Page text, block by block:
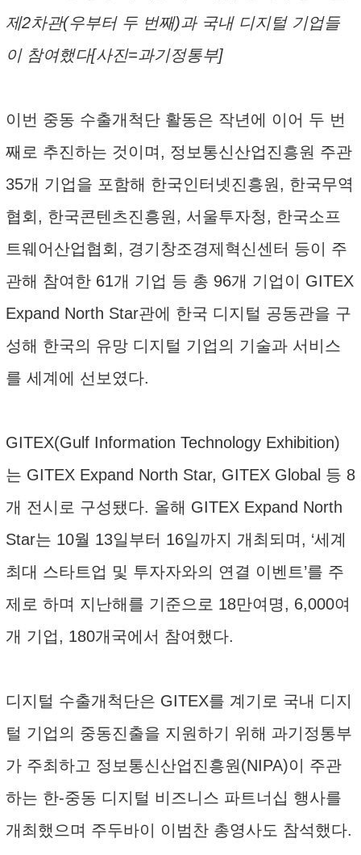
제2차관(우부터 두 번째)과 국내 디지털 기업들
이 참여했다[사진=과기정통부]
이번 중동 수출개척단 활동은 작년에 이어 두 번
째로 추진하는 것이며, 정보통신산업진흥원 주관
35개 기업을 포함해 한국인터넷진흥원, 한국무역
협회, 한국콘텐츠진흥원, 서울투자청, 한국소프
트웨어산업협회, 경기창조경제혁신센터 등이 주
관해 참여한 61개 기업 등 총 96개 기업이 GITEX
Expand North Star관에 한국 디지털 공동관을 구
성해 한국의 유망 디지털 기업의 기술과 서비스
를 세계에 선보였다.
GITEX(Gulf Information Technology Exhibition)
는 GITEX Expand North Star, GITEX Global 등 8
개 전시로 구성됐다. 올해 GITEX Expand North
Star는 10월 13일부터 16일까지 개최되며, ‘세계
최대 스타트업 및 투자자와의 연결 이벤트’를 주
제로 하며 지난해를 기준으로 18만여명, 6,000여
개 기업, 180개국에서 참여했다.
디지털 수출개척단은 GITEX를 계기로 국내 디지
털 기업의 중동진출을 지원하기 위해 과기정통부
가 주최하고 정보통신산업진흥원(NIPA)이 주관
하는 한-중동 디지털 비즈니스 파트너십 행사를
개최했으며 주두바이 이범찬 총영사도 참석했다.